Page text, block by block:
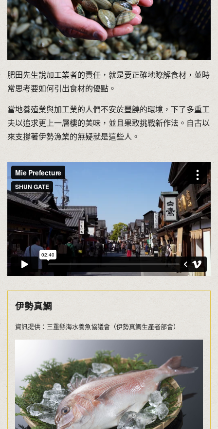
肥田先生說加工業者的責任，就是要正確地瞭解食材，並時
常思考要如何引出食材的優點。
當地養殖業與加工業的人們不安於豐饒的環境，下了多重工
夫以追求更上一層樓的美味，並且果敢挑戰新作法。自古以
來支撐著伊勢漁業的無疑就是這些人。
伊勢真鯛
資訊提供：三重縣海水養魚協議會（伊勢真鯛生產者部會）